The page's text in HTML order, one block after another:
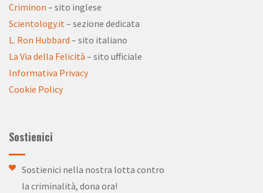
Criminon – sito inglese
Scientology.it – sezione dedicata
L. Ron Hubbard – sito italiano
La Via della Felicità – sito ufficiale
Informativa Privacy
Cookie Policy
Sostienici
Sostienici nella nostra lotta contro
la criminalità, dona ora!